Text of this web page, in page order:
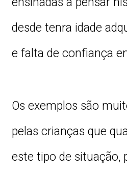
desde tenra idade
e falta de confiança
Os exemplos são
pelas crianças que
este tipo de situação,